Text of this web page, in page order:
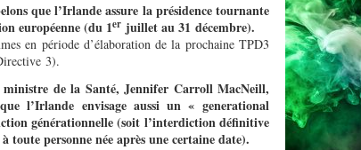
que l’Irlande assure la présidence tournante
européenne (du 1er juillet au 31 décembre).
en période d’élaboration de la prochaine TPD3
3).
de la Santé, Jennifer Carroll MacNeill,
l’Irlande envisage aussi un « generational
générationnelle (soit l’interdiction définitive
toute personne née après une certaine date).